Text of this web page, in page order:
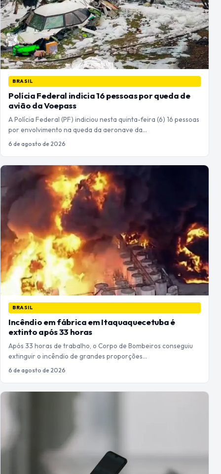
BRASIL
Polícia Federal indicia 16 pessoas por queda de
avião da Voepass
A Polícia Federal (PF) indiciou nesta quinta-feira (6) 16 pessoas
por envolvimento na queda da aeronave da…
6 de agosto de 2026
BRASIL
Incêndio em fábrica em Itaquaquecetuba é
extinto após 33 horas
Após 33 horas de trabalho, o Corpo de Bombeiros conseguiu
extinguir o incêndio de grandes proporções…
6 de agosto de 2026